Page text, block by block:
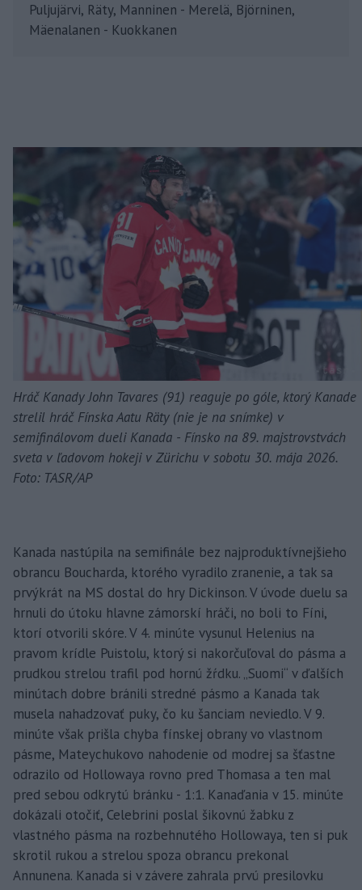
Puljujärvi, Räty, Manninen - Merelä, Björninen,
Mäenalanen - Kuokkanen
Hráč Kanady John Tavares (91) reaguje po góle, ktorý Kanade
strelil hráč Fínska Aatu Räty (nie je na snímke) v
semifinálovom dueli Kanada - Fínsko na 89. majstrovstvách
sveta v ľadovom hokeji v Zürichu v sobotu 30. mája 2026.
Foto: TASR/AP
Kanada nastúpila na semifinále bez najproduktívnejšieho
obrancu Boucharda, ktorého vyradilo zranenie, a tak sa
prvýkrát na MS dostal do hry Dickinson. V úvode duelu sa
hrnuli do útoku hlavne zámorskí hráči, no boli to Fíni,
ktorí otvorili skóre. V 4. minúte vysunul Helenius na
pravom krídle Puistolu, ktorý si nakorčuľoval do pásma a
prudkou strelou trafil pod hornú žŕdku. „Suomi“ v ďalších
minútach dobre bránili stredné pásmo a Kanada tak
musela nahadzovať puky, čo ku šanciam neviedlo. V 9.
minúte však prišla chyba fínskej obrany vo vlastnom
pásme, Mateychukovo nahodenie od modrej sa šťastne
odrazilo od Hollowaya rovno pred Thomasa a ten mal
pred sebou odkrytú bránku - 1:1. Kanaďania v 15. minúte
dokázali otočiť, Celebrini poslal šikovnú žabku z
vlastného pásma na rozbehnutého Hollowaya, ten si puk
skrotil rukou a strelou spoza obrancu prekonal
Annunena. Kanada si v závere zahrala prvú presilovku